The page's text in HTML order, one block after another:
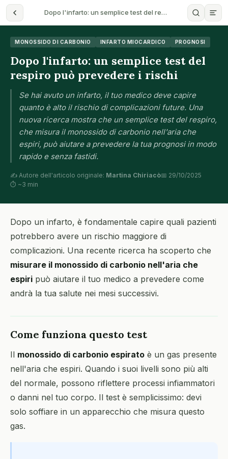
Dopo l'infarto: un semplice test del re…
MONOSSIDO DI CARBONIO INFARTO MIOCARDICO PROGNOSI
Dopo l'infarto: un semplice test del
respiro può prevedere i rischi
Se hai avuto un infarto, il tuo medico deve capire
quanto è alto il rischio di complicazioni future. Una
nuova ricerca mostra che un semplice test del respiro,
che misura il monossido di carbonio nell'aria che
espiri, può aiutare a prevedere la tua prognosi in modo
rapido e senza fastidi.
✍️ Autore dell'articolo originale: Martina Chiriacò📅 29/10/2025
⏱ ~3 min
Dopo un infarto, è fondamentale capire quali pazienti
potrebbero avere un rischio maggiore di
complicazioni. Una recente ricerca ha scoperto che
misurare il monossido di carbonio nell'aria che
espiri può aiutare il tuo medico a prevedere come
andrà la tua salute nei mesi successivi.
Come funziona questo test
Il monossido di carbonio espirato è un gas presente
nell'aria che espiri. Quando i suoi livelli sono più alti
del normale, possono riflettere processi infiammatori
o danni nel tuo corpo. Il test è semplicissimo: devi
solo soffiare in un apparecchio che misura questo
gas.